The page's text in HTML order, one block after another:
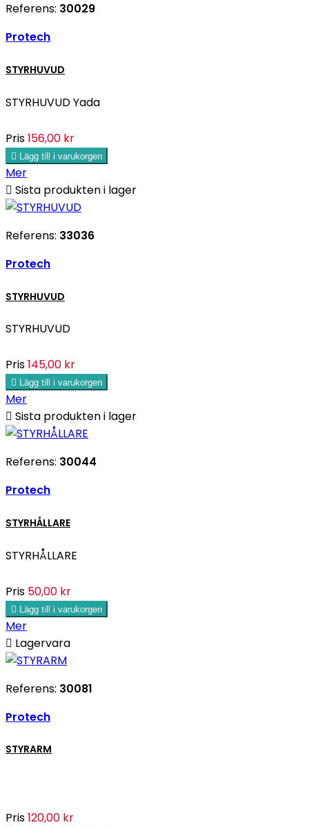
Referens: 30029
Protech
STYRHUVUD
STYRHUVUD Yada
Pris156,00 kr
 Lägg till i varukorgen
Mer
 Sista produkten i lager
Referens: 33036
Protech
STYRHUVUD
STYRHUVUD
Pris145,00 kr
 Lägg till i varukorgen
Mer
 Sista produkten i lager
Referens: 30044
Protech
STYRHÅLLARE
STYRHÅLLARE
Pris 50,00 kr
 Lägg till i varukorgen
Mer
 Lagervara
Referens: 30081
Protech
STYRARM
Pris120,00 kr